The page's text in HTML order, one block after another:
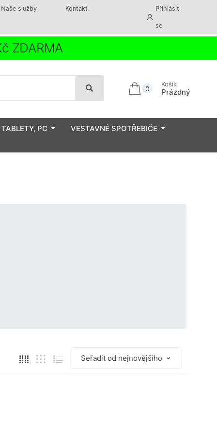
Naše služby Kontakt Přihlásit
se
ZDARMA
0
Košík
Prázdný
PC VESTAVNÉ SPOTŘEBIČE